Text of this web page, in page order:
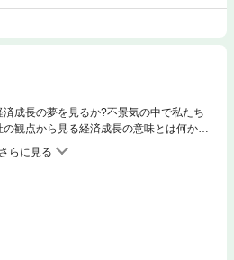
済成長の夢を見るか?不景気の中で私たち
観点から見る経済成長の意味とは何か、
言説は正しいのか、経済成長をめぐる思
生大不況には自分の頭で考える「金稼ぎ」
で●後藤玲子福祉と経済成長その異質性
働搾取・格差、及び所得再分配●脇田成経
成長の夢を見るか?「超安定社会」の廃墟
に【連載・コラム】●岡崎乾二郎〈活